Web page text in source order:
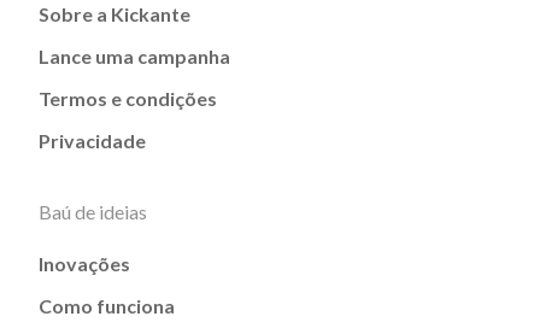
Sobre a Kickante
Lance uma campanha
Termos e condições
Privacidade
Baú de ideias
Inovações
Como funciona